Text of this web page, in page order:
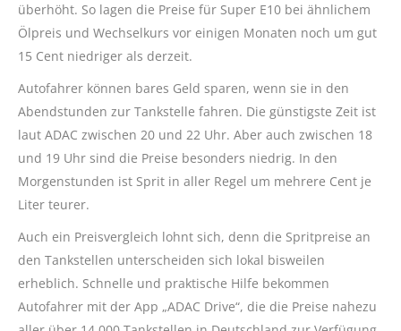
überhöht. So lagen die Preise für Super E10 bei ähnlichem
Ölpreis und Wechselkurs vor einigen Monaten noch um gut
15 Cent niedriger als derzeit.
Autofahrer können bares Geld sparen, wenn sie in den
Abendstunden zur Tankstelle fahren. Die günstigste Zeit ist
laut ADAC zwischen 20 und 22 Uhr. Aber auch zwischen 18
und 19 Uhr sind die Preise besonders niedrig. In den
Morgenstunden ist Sprit in aller Regel um mehrere Cent je
Liter teurer.
Auch ein Preisvergleich lohnt sich, denn die Spritpreise an
den Tankstellen unterscheiden sich lokal bisweilen
erheblich. Schnelle und praktische Hilfe bekommen
Autofahrer mit der App „ADAC Drive“, die die Preise nahezu